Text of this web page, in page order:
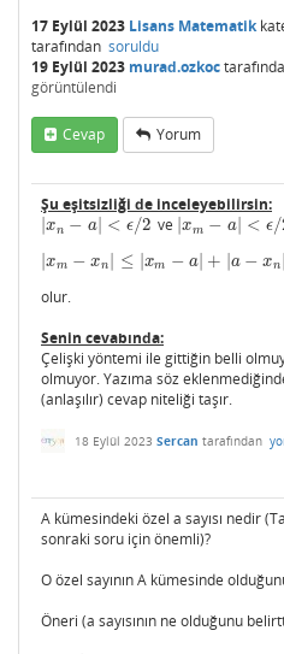
17 Eylül 2023 Lisans Matematik
tarafından soruldu
19 Eylül 2023 murad.ozkoc
görüntülendi
Cevap Yorum
Şu eşitsizliği de inceleyebilirsin:
xn − a| < ϵ/2
|xn −a |< /2 ve |xm − a| < ϵ/
|xm −a |< /2
xm − xn ≤ xm − a + a − xn
| xm xn ≤|x m− a| +| −xn|<ϵ
olur.
Senin cevabında:
Çelişki yöntemi ile gittiğin belli
olmuyor. Yazıma söz
(anlaşılır) cevap niteliği taşır.
18 Eylül 2023 Sercan tarafından
A kümesindeki özel a sayısı nedir
sonraki soru için önemli)?
O özel sayının A kümesinde
Öneri (a sayısının ne olduğunu